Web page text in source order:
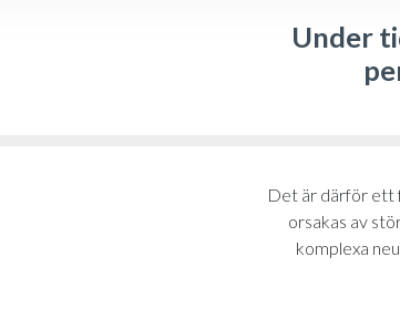
Under
Det är därför ett
orsakas av
komplexa